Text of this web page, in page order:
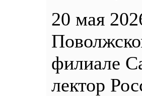
20 мая
филиале
лектор